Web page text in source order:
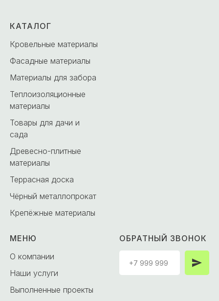
КАТАЛОГ
Кровельные материалы
Фасадные материалы
Материалы для забора
Теплоизоляционные
материалы
Товары для дачи и
сада
Древесно-плитные
материалы
Террасная доска
Чёрный металлопрокат
Крепёжные материалы
МЕНЮ
О компании
Наши услуги
Выполненные проекты
ОБРАТНЫЙ ЗВОНОК